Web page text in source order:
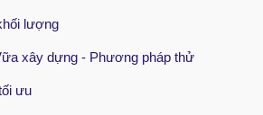
lượng
xây dựng - Phương pháp thử
ưu